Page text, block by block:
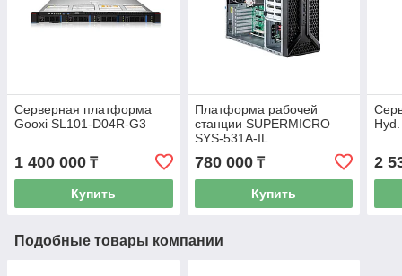
Серверная платформа
Gooxi SL101-D04R-G3
1 400 000 ₸
Купить
Платформа рабочей
станции SUPERMICRO
SYS-531A-IL
780 000₸
Купить
Hyd.
2
Подобные товары компании